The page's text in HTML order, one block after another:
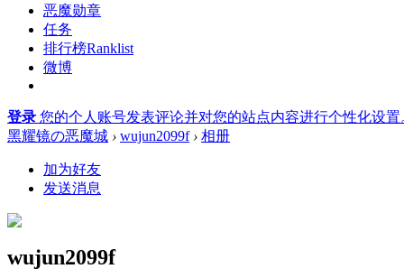
恶魔勋章
任务
排行榜Ranklist
微博
登录 您的个人账号发表评论并对您的站点内容进行个性化设置
黑耀镜の恶魔城 › wujun2099f › 相册
加为好友
发送消息
wujun2099f